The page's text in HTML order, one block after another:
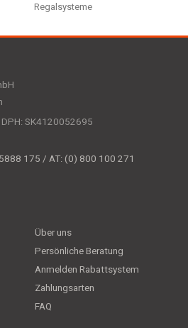
Regalsysteme
DPH: SK4120052695
175 / AT: (0) 800 100 271
Über uns
Persönliche Beratung
Anmelden Rabattsystem
Zahlungsarten
FAQ